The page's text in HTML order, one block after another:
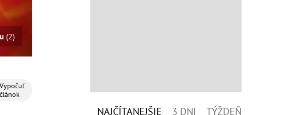
(2)
Vypočuť
článok
NAJČÍTANEJŠIE 3 DNI TÝŽDEŇ